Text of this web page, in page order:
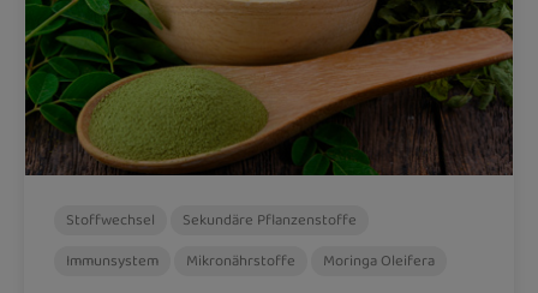
Stoffwechsel
Sekundäre Pflanzenstoffe
Immunsystem
Mikronährstoffe Moringa Oleifera